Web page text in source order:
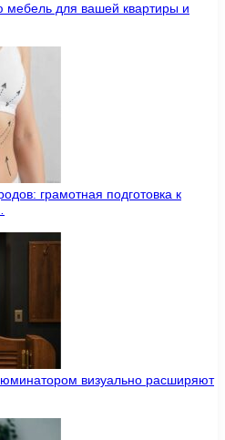
мебель для вашей квартиры и
грамотная подготовка к
визуально расширяют